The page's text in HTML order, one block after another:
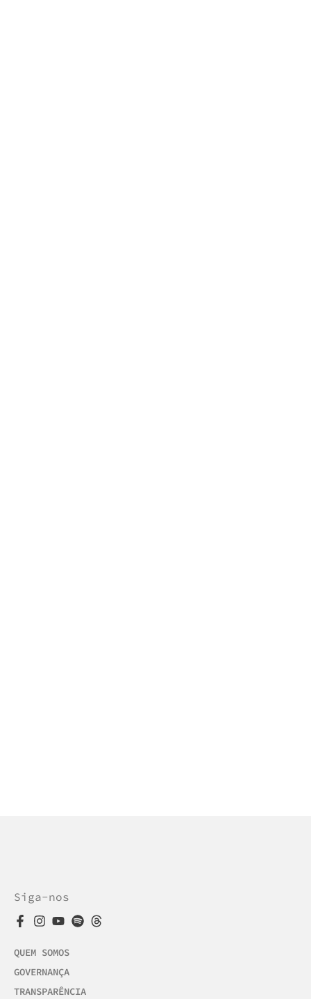
Siga-nos
QUEM SOMOS
GOVERNANÇA
TRANSPARÊNCIA